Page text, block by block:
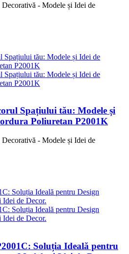
- Modele și Idei de
Spațiului tău: Modele și
Poliuretan P2001K
- Modele și Idei de
Soluția Ideală pentru